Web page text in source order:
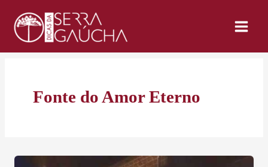
para
conteúdo
Fonte do Amor Eterno